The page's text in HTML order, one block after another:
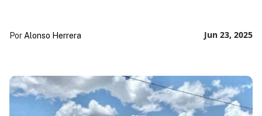
Jun 23, 2025
Por Alonso Herrera